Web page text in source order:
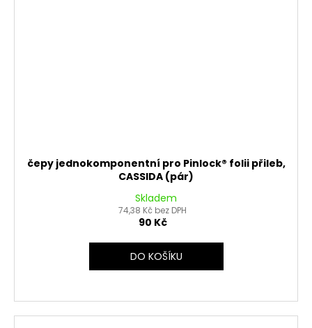
čepy jednokomponentní pro Pinlock® folii přileb,
CASSIDA (pár)
Skladem
74,38 Kč bez DPH
90 Kč
DO KOŠÍKU